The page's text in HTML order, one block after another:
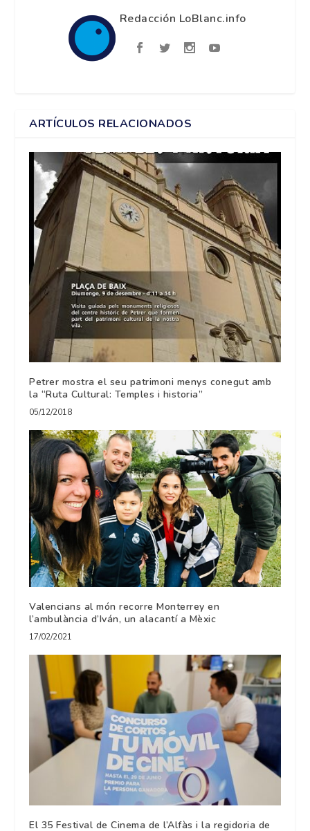
Redacción LoBlanc.info
ARTÍCULOS RELACIONADOS
Petrer mostra el seu patrimoni menys conegut amb
la “Ruta Cultural: Temples i historia”
05/12/2018
Valencians al món recorre Monterrey en
l’ambulància d’Iván, un alacantí a Mèxic
17/02/2021
El 35 Festival de Cinema de l’Alfàs i la regidoria de